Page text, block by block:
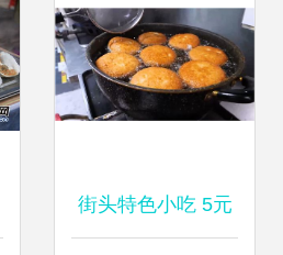
食荟萃
街头特色小吃 5元